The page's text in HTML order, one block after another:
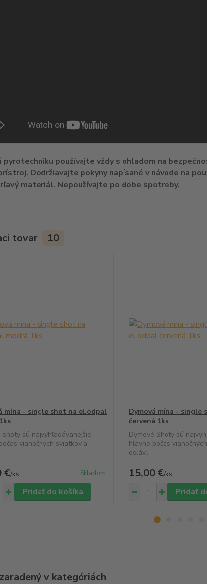
pyrotechniku používajte vždy s ohladom na
Dodržiavajte pokyny napísané v návode na
materiál. Nepoužívajte po dobe spotreby.
tovar 10
mína - single shot na el.odpal
shoty sú najvyhľadávanejšie
vianočných sviatkov a
€/ks Skladom
Pridať do košíka
Dymová mína - single
červená 1ks
Dymové Shoty sú
hlavne počas
osláv...
15,00 €/ks
Pridať
v kategóriách